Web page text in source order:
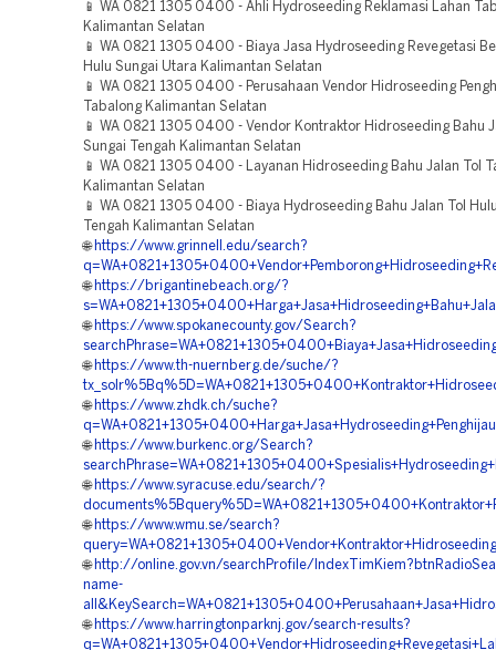
📱 WA 0821 1305 0400 - Ahli Hydroseeding Reklamasi Lahan
Kalimantan Selatan
📱 WA 0821 1305 0400 - Biaya Jasa Hydroseeding Revegetasi
Hulu Sungai Utara Kalimantan Selatan
📱 WA 0821 1305 0400 - Perusahaan Vendor Hidroseeding
Tabalong Kalimantan Selatan
📱 WA 0821 1305 0400 - Vendor Kontraktor Hidroseeding Bahu
Sungai Tengah Kalimantan Selatan
📱 WA 0821 1305 0400 - Layanan Hidroseeding Bahu Jalan Tol
Kalimantan Selatan
📱 WA 0821 1305 0400 - Biaya Hydroseeding Bahu Jalan Tol
Tengah Kalimantan Selatan
🌐 https://www.grinnell.edu/search?
🌐 https://brigantinebeach.org/?
🌐 https://www.spokanecounty.gov/Search?
🌐 https://www.th-nuernberg.de/suche/?
🌐 https://www.zhdk.ch/suche?
🌐 https://www.burkenc.org/Search?
🌐 https://www.syracuse.edu/search/?
🌐 https://www.wmu.se/search?
🌐 http://online.gov.vn/searchProfile/
name-
🌐 https://www.harringtonparknj.gov/search-results?